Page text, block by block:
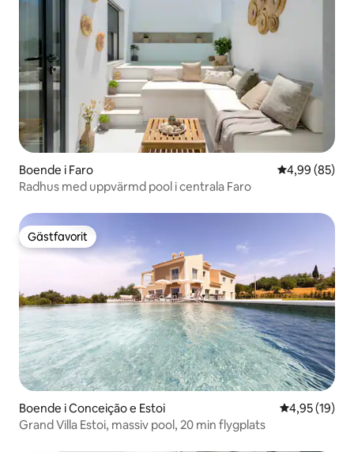
Boende i Faro 4,99 av 5 i
4,99 (85)
Radhus med uppvärmd pool i centrala Faro
Gästfavorit
Gästfavorit
Boende i Conceição e Estoi 4,95 av 5 i
4,95 (19)
Grand Villa Estoi, massiv pool, 20 min flygplats